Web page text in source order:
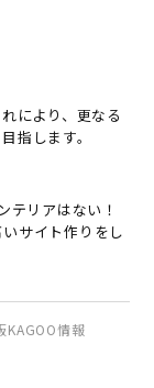
により、更なる
指します。
テリアはない！
サイト作りをし
KAGOO情報